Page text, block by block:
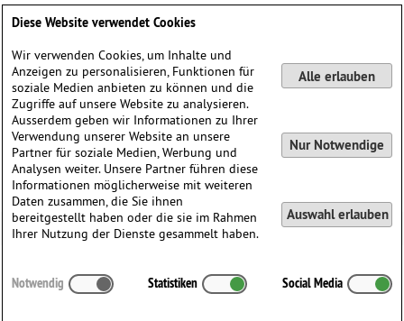
Contemplation
Diese Website verwendet Cookies
Wir verwenden Cookies, um Inhalte und
Anzeigen zu personalisieren, Funktionen für
soziale Medien anbieten zu können und die
Zugriffe auf unsere Website zu analysieren.
Ausserdem geben wir Informationen zu Ihrer
Verwendung unserer Website an unsere
Partner für soziale Medien, Werbung und
Analysen weiter. Unsere Partner führen diese
Informationen möglicherweise mit weiteren
Daten zusammen, die Sie ihnen
bereitgestellt haben oder die sie im Rahmen
Ihrer Nutzung der Dienste gesammelt haben.
Alle erlauben
Nur Notwendige
Auswahl erlauben
Notwendig Statistiken Social Media